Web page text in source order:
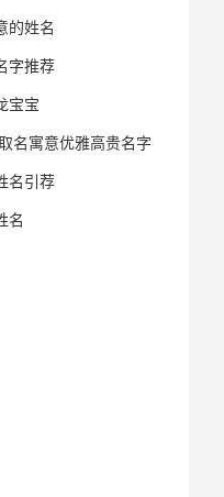
的姓名
字推荐
宝宝
名寓意优雅高贵名字
名引荐
名